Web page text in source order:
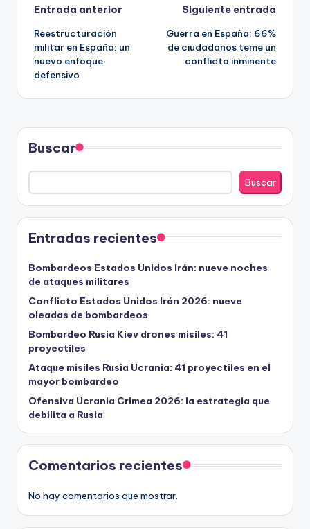
Navegación
de
entradas
Entrada anterior
Reestructuración
militar en España: un
nuevo enfoque
defensivo
Siguiente entrada
Guerra en España: 66%
de ciudadanos teme un
conflicto inminente
Buscar
Buscar
Entradas recientes
Bombardeos Estados Unidos Irán: nueve noches
de ataques militares
Conflicto Estados Unidos Irán 2026: nueve
oleadas de bombardeos
Bombardeo Rusia Kiev drones misiles: 41
proyectiles
Ataque misiles Rusia Ucrania: 41 proyectiles en el
mayor bombardeo
Ofensiva Ucrania Crimea 2026: la estrategia que
debilita a Rusia
Comentarios recientes
No hay comentarios que mostrar.